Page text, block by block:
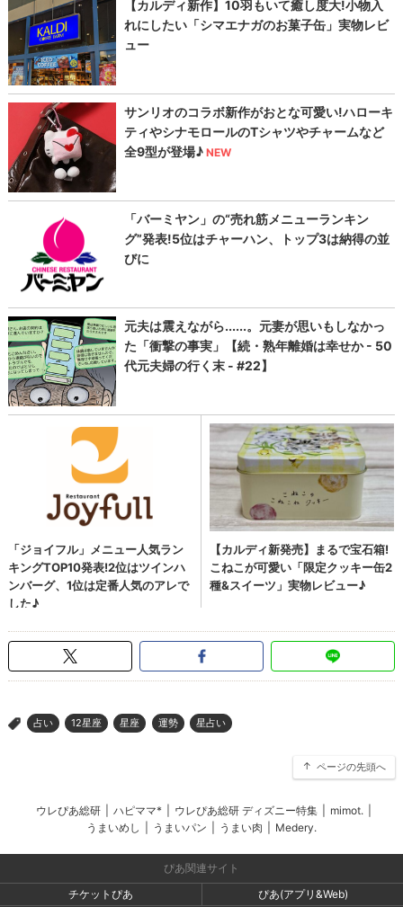
> 占い 12星座 星座 運勢 星占い
ページの先頭へ
ウレぴあ総研 ハピママ* ウレぴあ総研 ディズニー特集 mimot.
うまいめし
うまいパン うまい肉 Medery.
ぴあ関連サイト
チケットぴあ
ぴあ(アプリ&Web)